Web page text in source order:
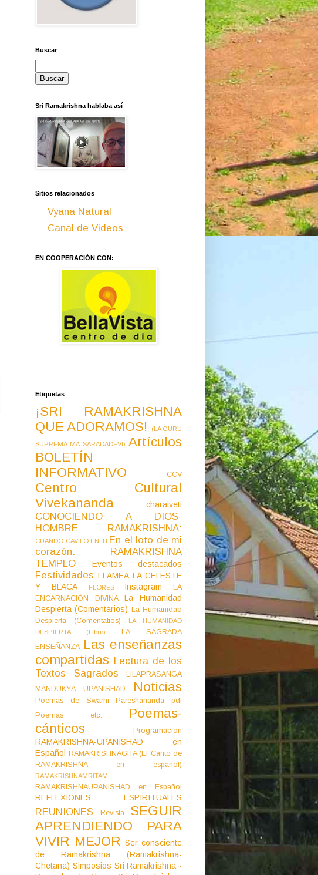
Buscar
Sri Ramakrishna hablaba así
Sitios relacionados
Vyana Natural
Canal de Videos
EN COOPERACIÓN CON:
Etiquetas
¡SRI RAMAKRISHNA
QUE ADORAMOS!
(LA GURU
SUPREMA MA SARADADEVI) Artículos
BOLETÍN
INFORMATIVO
CCV
Centro Cultural
Vivekananda
charaiveti
CONOCIENDO A DIOS-
HOMBRE RAMAKRISHNA:
CUANDO CAVILO EN TI En el loto de mi
corazón: RAMAKRISHNA
TEMPLO
Eventos destacados
Festividades FLAMEA LA CELESTE
Y BLACA
FLORES Instagram
LA
ENCARNACIÓN DIVINA
La Humanidad
Despierta (Comentarios)
La Humanidad
Despierta (Comentatios)
LA HUMANIDAD
DESPIERTA (Libro)
LA SAGRADA
ENSEÑANZA Las enseñanzas
compartidas Lectura de los
Textos Sagrados
LILAPRASANGA
MANDUKYA UPANISHAD
Noticias
Poemas de Swami Pareshananda pdf
Poemas etc.
Poemas-
cánticos
Programación
RAMAKRISHNA-UPANISHAD en
Español
RAMAKRISHNAGITA (El Canto de
RAMAKRISHNA en español)
RAMAKRISHNAMRITAM
RAMAKRISHNAUPANISHAD en Español
REFLEXIONES ESPIRITUALES
REUNIONES Revista
SEGUIR
APRENDIENDO PARA
VIVIR MEJOR Ser consciente
de Ramakrishna (Ramakrishna-
Chetana) Simposios Sri Ramakrishna -